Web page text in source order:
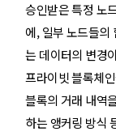
승인받은 특정 노
에, 일부 노드들의
는 데이터의 변경
프라이빗 블록체
블록의 거래 내역
하는 앵커링 방식